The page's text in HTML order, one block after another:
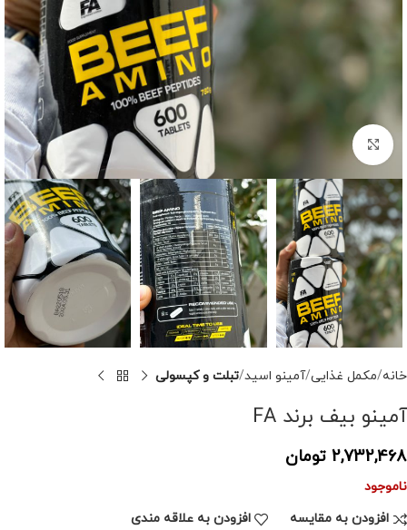
برای بزرگنمایی کلیک کنید
خانه مکمل غذایی آمینو اسید تبلت و کپسولی
آمینو بیف برند FA
2,732,468 تومان
ناموجود
افزودن به مقایسه
افزودن به علاقه مندی